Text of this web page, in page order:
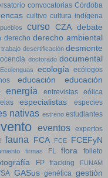
convocatorias Córdoba
cultivo cultura indígena
curso CZA debate
derecho derecho ambiental
desertificación desmonte
doctorado documental
Ecolenguas ecología ecólogos
educación
educación
energía entrevistas
eólica
especialistas
especies
nativas estreno estudiantes
eventos expertos
fauna FCA FCE FCEFyN
firmas FL flora
folleto
FP fracking
FUNAM
GASus genética gestión